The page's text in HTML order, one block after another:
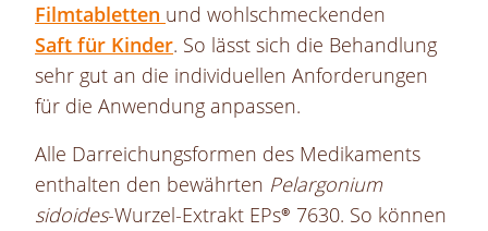
Filmtabletten und wohlschmeckenden
Saft für Kinder. So lässt sich die Behandlung
sehr gut an die individuellen Anforderungen
für die Anwendung anpassen.
Alle Darreichungsformen des Medikaments
enthalten den bewährten Pelargonium
sidoides-Wurzel-Extrakt EPs® 7630. So können